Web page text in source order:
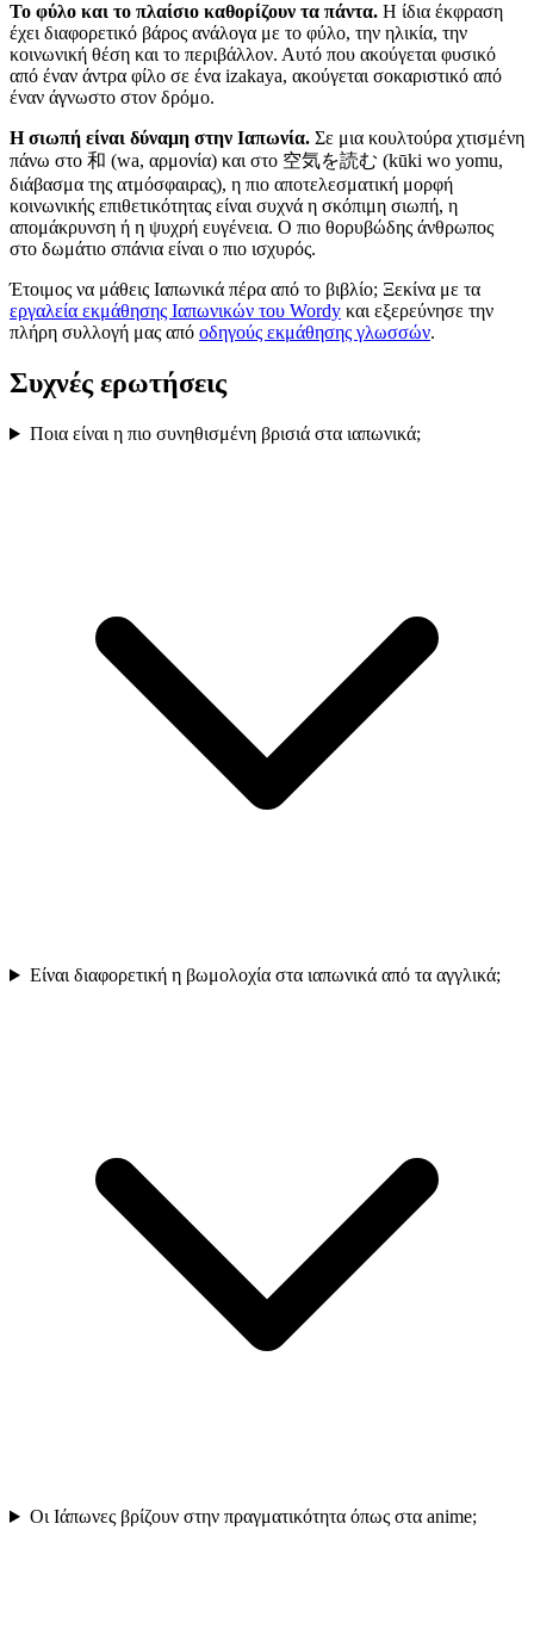
Το φύλο και το πλαίσιο καθορίζουν τα πάντα. Η ίδια έκφραση
έχει διαφορετικό βάρος ανάλογα με το φύλο, την ηλικία, την
κοινωνική θέση και το περιβάλλον. Αυτό που ακούγεται φυσικό
από έναν άντρα φίλο σε ένα izakaya, ακούγεται σοκαριστικό από
έναν άγνωστο στον δρόμο.
Η σιωπή είναι δύναμη στην Ιαπωνία. Σε μια κουλτούρα χτισμένη
πάνω στο 和 (wa, αρμονία) και στο 空気を読む (kūki wo yomu,
διάβασμα της ατμόσφαιρας), η πιο αποτελεσματική μορφή
κοινωνικής επιθετικότητας είναι συχνά η σκόπιμη σιωπή, η
απομάκρυνση ή η ψυχρή ευγένεια. Ο πιο θορυβώδης άνθρωπος
στο δωμάτιο σπάνια είναι ο πιο ισχυρός.
Έτοιμος να μάθεις Ιαπωνικά πέρα από το βιβλίο; Ξεκίνα με τα
εργαλεία εκμάθησης Ιαπωνικών του Wordy και εξερεύνησε την
πλήρη συλλογή μας από οδηγούς εκμάθησης γλωσσών.
Συχνές ερωτήσεις
Ποια είναι η πιο συνηθισμένη βρισιά στα ιαπωνικά;
Είναι διαφορετική η βωμολοχία στα ιαπωνικά από τα αγγλικά;
Οι Ιάπωνες βρίζουν στην πραγματικότητα όπως στα anime;